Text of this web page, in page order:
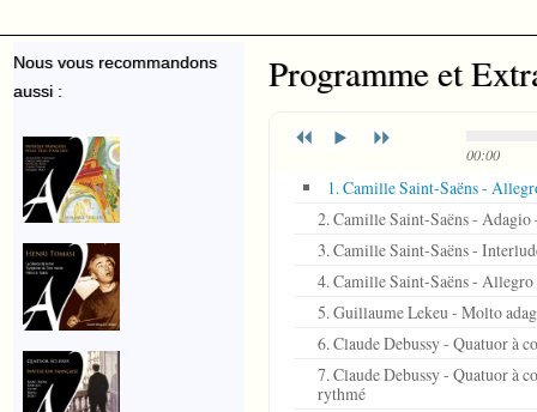
Nous vous recommandons
aussi :
Programme et
00:00
1. Camille Saint-Saëns -
2. Camille Saint-Saëns -
3. Camille Saint-Saëns -
4. Camille Saint-Saëns -
5. Guillaume Lekeu - Molto
6. Claude Debussy - Quatuor à
7. Claude Debussy - Quatuor à
rythmé